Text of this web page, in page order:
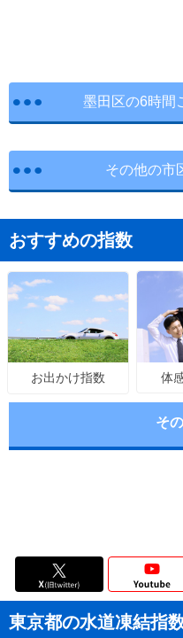
墨田区の6時間
その他の市
おすすめの指数
お出かけ指数 体
そ
東京都の水道凍結指